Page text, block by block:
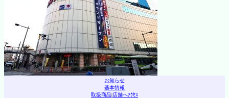
お知らせ
基本情報
取扱商品|店舗へｱｸｾｽ